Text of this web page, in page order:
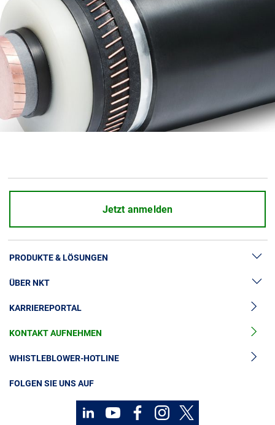
Europacable
Einkauf
Jetzt anmelden
PRODUKTE & LÖSUNGEN
Hochspannung
Kabelgarnituren
Mittelspannungskabel
Niederspannungskabel
ÜBER NKT
News & Presse
Unsere Geschichte
Investoren
Nachhaltigkeit
KARRIEREPORTAL
KONTAKT AUFNEHMEN
WHISTLEBLOWER-HOTLINE
FOLGEN SIE UNS AUF